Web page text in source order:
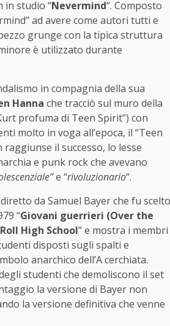
in studio “Nevermind“. Composto
ad avere come autori tutti e
grunge con la tipica struttura
è utilizzato durante
in compagnia della sua
Hanna che tracciò sul muro della
profuma di Teen Spirit”) con
molto in voga all’epoca, il “Teen
il successo, lo lesse
e punk rock che avevano
e “rivoluzionario“.
da Samuel Bayer che fu scelto
“Giovani guerrieri (Over the
Roll High School” e mostra i membri
disposti sugli spalti e
anarchico dell’A cerchiata.
studenti che demoliscono il set
la versione di Bayer non
la versione definitiva che venne